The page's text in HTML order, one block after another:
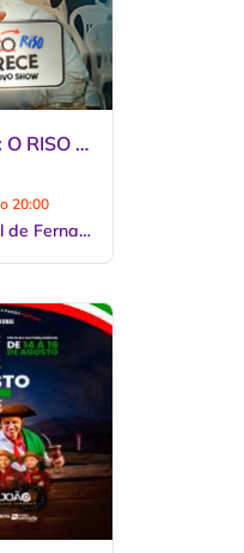
LÉO RITTER EM: O RISO É UMA PRECE
20:00